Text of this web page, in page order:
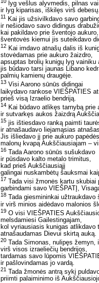
lyg vešlus alyvmedis, pilnas
ir lyg kiparisas, iškilęs virš
11
Kai jis užsivilkdavo savo
ir nešiodavo savo didingus
kai pakildavo prie šventojo aukuro,
šventovės kiemui jis suteikdavo
12 Kai imdavo atnašų dalis iš
stovėdamas prie aukuro žaizdro,
apsuptas brolių kunigų lyg vainiku
jis būdavo tarsi jaunas Libano
palmių kamienų draugėje.
13 Visi Aarono sūnūs didingai
laikydavo rankose VIEŠPATIES
prieš visą Izraelio bendriją.
14 Kai būdavo atlikęs tarnybą prie
ir sutvarkęs aukos žaizdrą
15 jis ištiesdavo ranką paimti
ir atnašaudavo liejamąsias
Jis išliedavo jį prie aukuro
malonų kvapą Aukščiausiajam –
16 Tada Aarono sūnūs sušukdavo
ir pūsdavo kalto metalo trimitus,
kad prieš Aukščiausiąjį
galingai nuskambėtų šauksmai
17 Tada visi žmonės kartu skubiai
garbindami savo VIEŠPATĮ,
18 Tada giesmininkai
ir virš minios aidėdavo malonios
19 O visi VIEŠPATIES
melsdamiesi Gailestingajam,
kol vyriausiasis kunigas atlikdavo
atnašaudamas Dievui skirtą auką.
20 Tada Simonas, nulipęs žemyn,
virš visos izraeliečių bendrijos,
tardamas savo lūpomis
ir pašlovindamas jo vardą.
21
Tada žmonės antrą sykį
priimti palaiminimo iš